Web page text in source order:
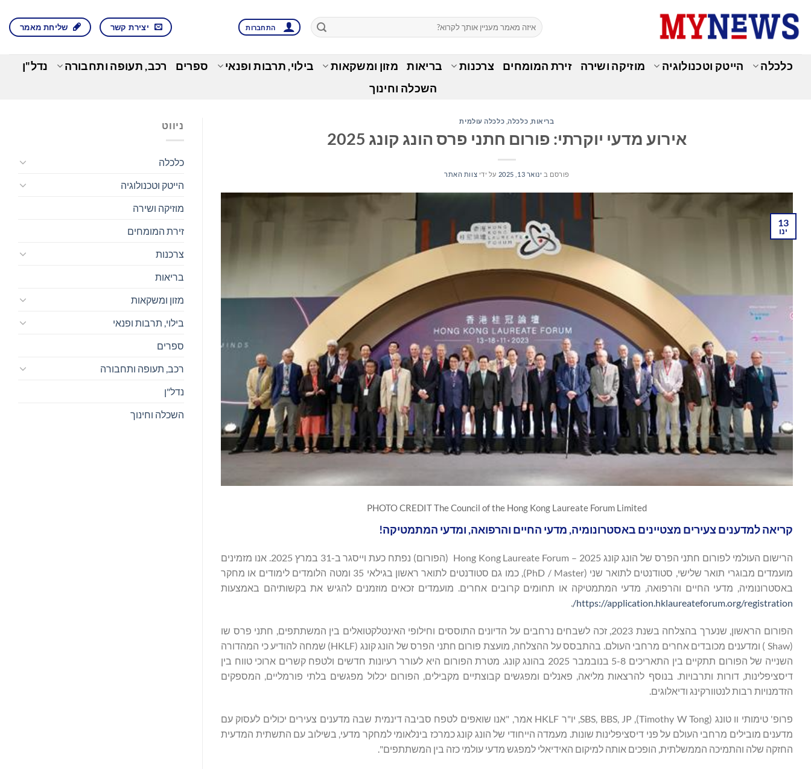
content
התחברות יצירת קשר שליחת מאמר
כלכלה הייטק וטכנולוגיה מוזיקה ושירה זירת המומחים צרכנות בריאות מזון ומשקאות בילוי, תרבות ופנאי ספרים רכב, תעופה ותחבורה
נדל"ן
השכלה וחינוך
בריאות, כלכלה, כלכלה עולמית
אירוע מדעי יוקרתי: פורום חתני פרס הונג קונג 2025
פורסם ב ינואר 13, 2025 על ידי צוות האתר
13
ינו
PHOTO CREDIT The Council of the Hong Kong Laureate Forum Limited
קריאה למדענים צעירים מצטיינים באסטרונומיה, מדעי החיים והרפואה, ומדעי המתמטיקה!
הרישום העולמי לפורום חתני הפרס של הונג קונג 2025 – Hong Kong Laureate Forum (הפורום) נפתח כעת וייסגר ב-31 במרץ 2025. אנו מזמינים
מועמדים מבוגרי תואר שלישי, סטודנטים לתואר שני (PhD / Master), כמו גם סטודנטים לתואר ראשון בגילאי 35 ומטה הלומדים לימודים או מחקר
באסטרונומיה, מדעי החיים והרפואה, מדעי המתמטיקה או תחומים קרובים אחרים. מועמדים זכאים מוזמנים להגיש את בקשותיהם באמצעות
https://application.hklaureateforum.org/registration/
.
הפורום הראשון, שנערך בהצלחה בשנת 2023, זכה לשבחים נרחבים על הדיונים התוססים וחילופי האינטלקטואלים בין המשתתפים, חתני פרס שו
(Shaw ) ומדענים מכובדים אחרים מרחבי העולם. בהתבסס על ההצלחה, מועצת פורום חתני הפרס של הונג קונג (HKLF) שמחה להודיע כי המהדורה
השנייה של הפורום תתקיים בין התאריכים 5-8 בנובמבר 2025 בהונג קונג. מטרת הפורום היא לעורר רעיונות חדשים ולטפח קשרים ארוכי טווח בין
דיסציפלינות, דורות ותרבויות. בנוסף להרצאות מליאה, פאנלים ומפגשים קבוצתיים מקבילים, הפורום יכלול מפגשים בלתי פורמליים, המספקים
הזדמנויות רבות לנטוורקינג ודיאלוגים.
פרופ' טימותי וו טונג (Timothy W Tong), SBS, BBS, JP, יו"ר HKLF אמר, "אנו שואפים לטפח סביבה דינמית שבה מדענים צעירים יכולים לעסוק עם
מדענים מובילים מרחבי העולם על פני דיסציפלינות שונות. מעמדה הייחודי של הונג קונג כמרכז בינלאומי למחקר מדעי, בשילוב עם התשתית המדעית
החזקה שלה והתמיכה הממשלתית, הופכים אותה למיקום האידיאלי למפגש מדעי עולמי כזה בין המשתתפים".
ניווט
כלכלה
הייטק וטכנולוגיה
מוזיקה ושירה
זירת המומחים
צרכנות
בריאות
מזון ומשקאות
בילוי, תרבות ופנאי
ספרים
רכב, תעופה ותחבורה
נדל"ן
השכלה וחינוך